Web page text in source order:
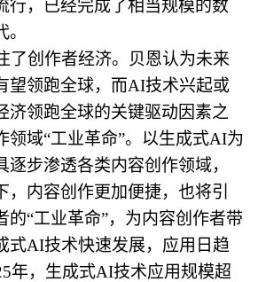
行，已经完成了相当规模的数
了创作者经济。贝恩认为未来
望领跑全球，而AI技术兴起或
济领跑全球的关键驱动因素之
领域“工业革命”。以生成式AI为
逐步渗透各类内容创作领域，
，内容创作更加便捷，也将引
的“工业革命”，为内容创作者带
式AI技术快速发展，应用日趋
年，生成式AI技术应用规模超